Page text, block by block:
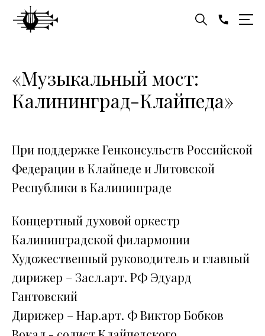
«Музыкальный мост:
Калининград-Клайпеда»
При поддержке Генконсульств Российской
Федерации в Клайпеде и Литовской
Республики в Калининграде
Концертный духовой оркестр
Калининградской филармонии
Художественный руководитель и главный
дирижер – Засл.арт. РФ Эдуард
Гантовский
Дирижер – Нар.арт. Ф Виктор Бобков